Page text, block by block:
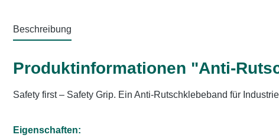
Beschreibung
Produktinformationen "Anti-
Safety first – Safety Grip. Ein Anti-Rutschklebeband für
Eigenschaften: